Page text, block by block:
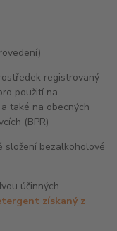
registrovaný
použití na
také na obecných
(BPR)
složení bezalkoholové
účinných
získaný z